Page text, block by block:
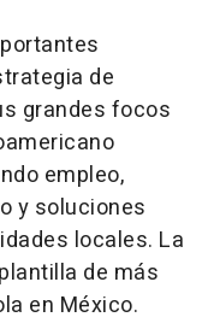
de
grandes focos
empleo,
y soluciones
locales. La
de más
en México.